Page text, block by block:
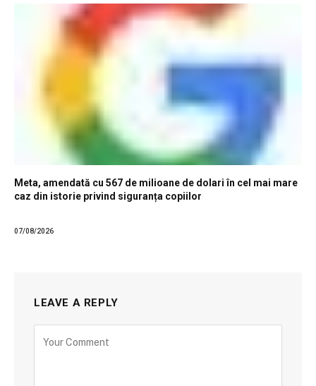
Meta, amendată cu 567 de milioane de dolari în cel mai mare
caz din istorie privind siguranța copiilor
07/08/2026
LEAVE A REPLY